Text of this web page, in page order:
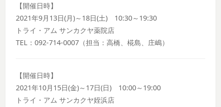
【開催日時】
2021年9月13日(月)～18日(土) 10:30～19:30
トライ・アム サンカクヤ薬院店
TEL：092-714-0007（担当：高橋、椛島、庄嶋）
【開催日時】
2021年10月15日(金)～17日(日) 10:00～19:00
トライ・アム サンカクヤ姪浜店